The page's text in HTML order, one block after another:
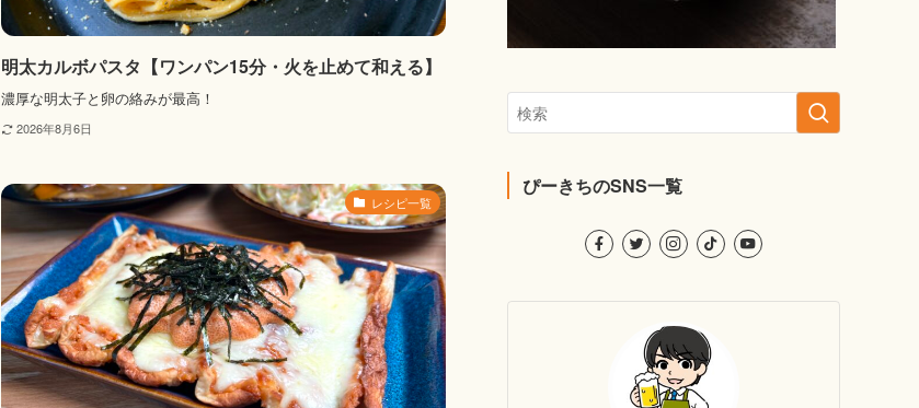
明太カルボパスタ【ワンパン15分・火を止めて和える】
濃厚な明太子と卵の絡みが最高！
2026年8月6日
レシピ一覧
ぴーきちのSNS一覧